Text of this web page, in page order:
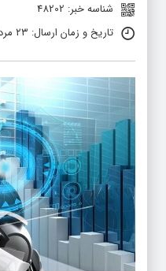
شناسه خبر: 48202
تاریخ و زمان ارسال: ۲۳ مرداد ۱۴۰۴ ساعت ۶:۴۷